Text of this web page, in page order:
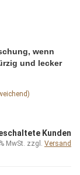
wenn
und lecker
Kunden
MwSt. zzgl. Versand